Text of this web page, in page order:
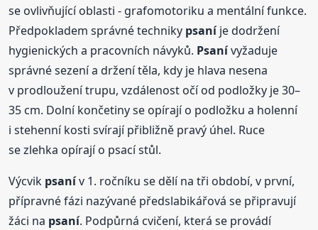
se ovlivňující oblasti - grafomotoriku a mentální funkce.
Předpokladem správné techniky psaníje dodržení
hygienických a pracovních návyků. Psanívyžaduje
správné sezení a držení těla, kdy je hlava nesena
v prodloužení trupu, vzdálenost očí od podložky je 30–
35 cm. Dolní končetiny se opírají o podložku a holenní
i stehenní kosti svírají přibližně pravý úhel. Ruce
se zlehka opírají o psací stůl.
Výcvik psanív 1. ročníku se dělí na tři období, v první,
přípravné fázi nazývané předslabikářová se připravují
žáci na psaní. Podpůrná cvičení, která se provádí